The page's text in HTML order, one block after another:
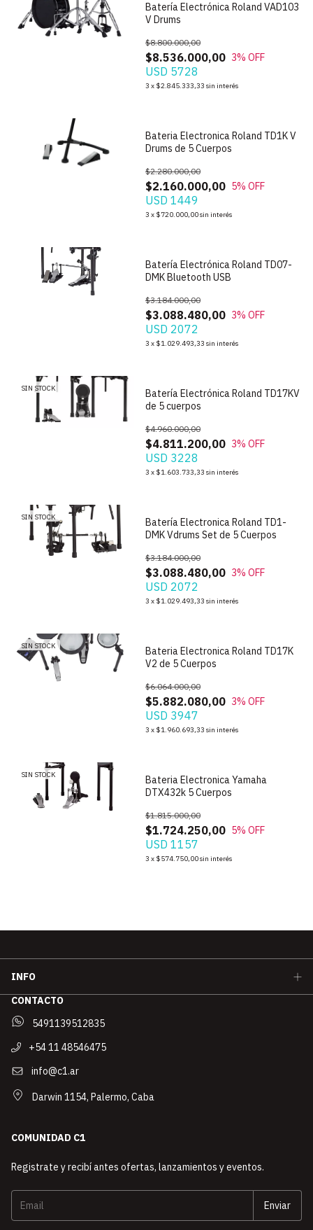
Batería Electrónica Roland VAD103
V Drums
$8.536.000,00
$8.800.000,00
3% OFF
USD 5728
3 x $2.845.333,33 sin interés
Bateria Electronica Roland TD1K V
Drums de 5 Cuerpos
$2.160.000,00
$2.280.000,00
5% OFF
USD 1449
3 x $720.000,00sin interés
Batería Electrónica Roland TD07-
DMK Bluetooth USB
$3.088.480,00
$3.184.000,00
3% OFF
USD 2072
3 x $1.029.493,33 sin interés
SIN STOCK
Batería Electrónica Roland TD17KV
de 5 cuerpos
$4.811.200,00
$4.960.000,00
3% OFF
USD 3228
3 x $1.603.733,33 sin interés
SIN STOCK
Batería Electronica Roland TD1-
DMK Vdrums Set de 5 Cuerpos
$3.088.480,00
$3.184.000,00
3% OFF
USD 2072
3 x $1.029.493,33 sin interés
SIN STOCK
Bateria Electronica Roland TD17K
V2 de 5 Cuerpos
$5.882.080,00
$6.064.000,00
3% OFF
USD 3947
3 x $1.960.693,33 sin interés
SIN STOCK
Bateria Electronica Yamaha
DTX432k 5 Cuerpos
$1.724.250,00
$1.815.000,00
5% OFF
USD 1157
3 x $574.750,00sin interés
INFO
CONTACTO
5491139512835
+54 11 48546475
info@c1.ar
Darwin 1154, Palermo, Caba
COMUNIDAD C1
Registrate y recibí antes ofertas, lanzamientos y eventos.